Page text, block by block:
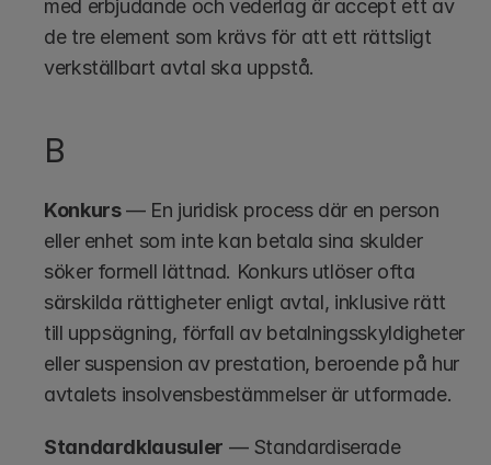
med erbjudande och vederlag är accept ett av
de tre element som krävs för att ett rättsligt
verkställbart avtal ska uppstå.
B
Konkurs — En juridisk process där en person
eller enhet som inte kan betala sina skulder
söker formell lättnad. Konkurs utlöser ofta
särskilda rättigheter enligt avtal, inklusive rätt
till uppsägning, förfall av betalningsskyldigheter
eller suspension av prestation, beroende på hur
avtalets insolvensbestämmelser är utformade.
Standardklausuler — Standardiserade